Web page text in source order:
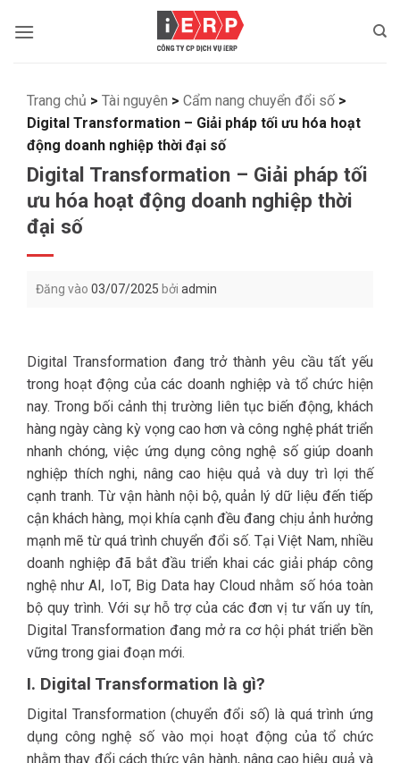
qua
Trang chủ > Tài nguyên > Cẩm nang chuyển đổi số >
Digital Transformation – Giải pháp tối ưu hóa hoạt
động doanh nghiệp thời đại số
Digital Transformation – Giải pháp tối
ưu hóa hoạt động doanh nghiệp thời
đại số
Đăng vào 03/07/2025 bởi admin
Digital Transformation đang trở thành yêu cầu tất yếu
trong hoạt động của các doanh nghiệp và tổ chức hiện
nay. Trong bối cảnh thị trường liên tục biến động, khách
hàng ngày càng kỳ vọng cao hơn và công nghệ phát triển
nhanh chóng, việc ứng dụng công nghệ số giúp doanh
nghiệp thích nghi, nâng cao hiệu quả và duy trì lợi thế
cạnh tranh. Từ vận hành nội bộ, quản lý dữ liệu đến tiếp
cận khách hàng, mọi khía cạnh đều đang chịu ảnh hưởng
mạnh mẽ từ quá trình chuyển đổi số. Tại Việt Nam, nhiều
doanh nghiệp đã bắt đầu triển khai các giải pháp công
nghệ như AI, IoT, Big Data hay Cloud nhằm số hóa toàn
bộ quy trình. Với sự hỗ trợ của các đơn vị tư vấn uy tín,
Digital Transformation đang mở ra cơ hội phát triển bền
vững trong giai đoạn mới.
I. Digital Transformation là gì?
Digital Transformation (chuyển đổi số) là quá trình ứng
dụng công nghệ số vào mọi hoạt động của tổ chức
nhằm thay đổi cách thức vận hành, nâng cao hiệu quả và